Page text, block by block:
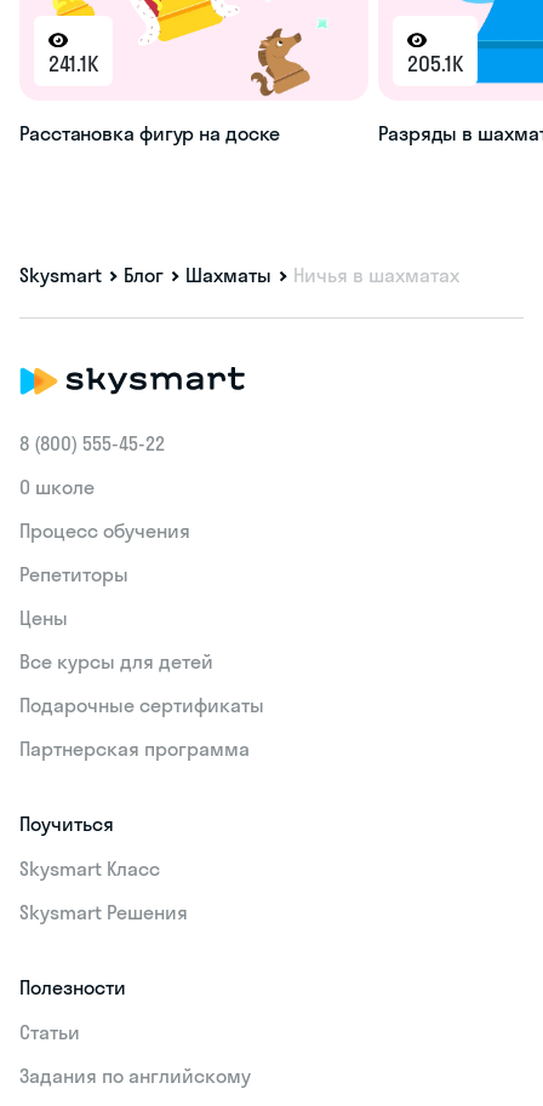
241.1K
Расстановка фигур на доске
205.1K
Разряды в
Skysmart Блог Шахматы Ничья в шахматах
8 (800) 555‑45-22
О школе
Процесс обучения
Репетиторы
Цены
Все курсы для детей
Подарочные сертификаты
Партнерская программа
Поучиться
Skysmart Класс
Skysmart Решения
Полезности
Статьи
Задания по английскому